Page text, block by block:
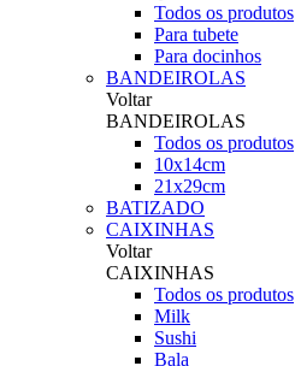
Todos os produtos
Para tubete
Para docinhos
BANDEIROLAS
Voltar
BANDEIROLAS
Todos os produtos
10x14cm
21x29cm
BATIZADO
CAIXINHAS
Voltar
CAIXINHAS
Todos os produtos
Milk
Sushi
Bala